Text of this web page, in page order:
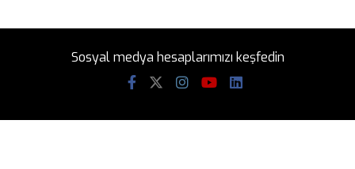
Sosyal medya hesaplarımızı keşfedin